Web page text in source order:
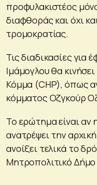
προφυλακιστέος
διαφθοράς και όχι
τρομοκρατίας.
Τις διαδικασίες για
Ιμάμογλου θα
Κόμμα (CHP), όπως
κόμματος Οζγκούρ
Το ερώτημα είναι αν
ανατρέψει την
ανοίξει τελικά το
Μητροπολιτικό